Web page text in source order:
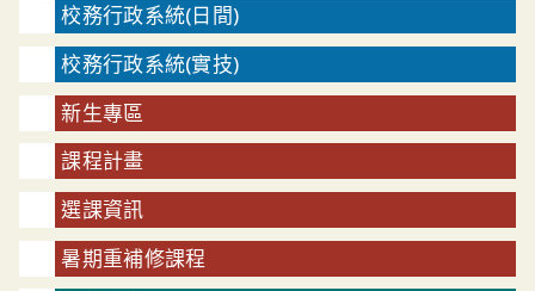
校務行政系統(日間)
校務行政系統(實技)
新生專區
課程計畫
選課資訊
暑期重補修課程